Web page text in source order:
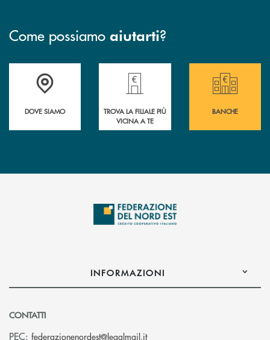
Come possiamo aiutarti?
Guarda dove è situata&nbsp; Federazione del Nord Est
DOVE SIAMO
Trova la filiale più vicina a te!
TROVA LA FILIALE PIÙ
VICINA A TE
Le Banche aderenti
BANCHE
INFORMAZIONI
CONTATTI
PEC: federazionenordest@legalmail.it(si apre l’app di posta